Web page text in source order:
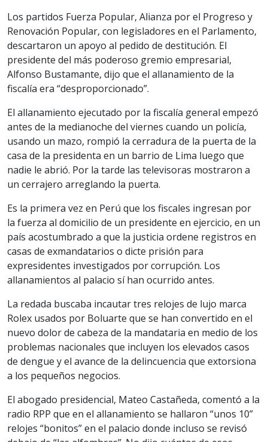
Los partidos Fuerza Popular, Alianza por el Progreso y
Renovación Popular, con legisladores en el Parlamento,
descartaron un apoyo al pedido de destitución. El
presidente del más poderoso gremio empresarial,
Alfonso Bustamante, dijo que el allanamiento de la
fiscalía era “desproporcionado”.
El allanamiento ejecutado por la fiscalía general empezó
antes de la medianoche del viernes cuando un policía,
usando un mazo, rompió la cerradura de la puerta de la
casa de la presidenta en un barrio de Lima luego que
nadie le abrió. Por la tarde las televisoras mostraron a
un cerrajero arreglando la puerta.
Es la primera vez en Perú que los fiscales ingresan por
la fuerza al domicilio de un presidente en ejercicio, en un
país acostumbrado a que la justicia ordene registros en
casas de exmandatarios o dicte prisión para
expresidentes investigados por corrupción. Los
allanamientos al palacio sí han ocurrido antes.
La redada buscaba incautar tres relojes de lujo marca
Rolex usados por Boluarte que se han convertido en el
nuevo dolor de cabeza de la mandataria en medio de los
problemas nacionales que incluyen los elevados casos
de dengue y el avance de la delincuencia que extorsiona
a los pequeños negocios.
El abogado presidencial, Mateo Castañeda, comentó a la
radio RPP que en el allanamiento se hallaron “unos 10”
relojes “bonitos” en el palacio donde incluso se revisó